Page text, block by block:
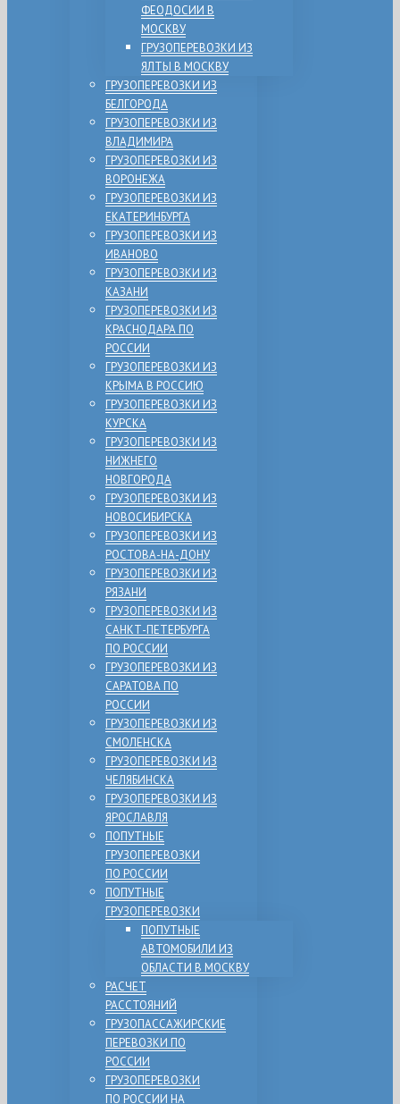
ФЕОДОСИИ В
МОСКВУ
ГРУЗОПЕРЕВОЗКИ ИЗ
ЯЛТЫ В МОСКВУ
ГРУЗОПЕРЕВОЗКИ ИЗ
БЕЛГОРОДА
ГРУЗОПЕРЕВОЗКИ ИЗ
ВЛАДИМИРА
ГРУЗОПЕРЕВОЗКИ ИЗ
ВОРОНЕЖА
ГРУЗОПЕРЕВОЗКИ ИЗ
ЕКАТЕРИНБУРГА
ГРУЗОПЕРЕВОЗКИ ИЗ
ИВАНОВО
ГРУЗОПЕРЕВОЗКИ ИЗ
КАЗАНИ
ГРУЗОПЕРЕВОЗКИ ИЗ
КРАСНОДАРА ПО
РОССИИ
ГРУЗОПЕРЕВОЗКИ ИЗ
КРЫМА В РОССИЮ
ГРУЗОПЕРЕВОЗКИ ИЗ
КУРСКА
ГРУЗОПЕРЕВОЗКИ ИЗ
НИЖНЕГО
НОВГОРОДА
ГРУЗОПЕРЕВОЗКИ ИЗ
НОВОСИБИРСКА
ГРУЗОПЕРЕВОЗКИ ИЗ
РОСТОВА-НА-ДОНУ
ГРУЗОПЕРЕВОЗКИ ИЗ
РЯЗАНИ
ГРУЗОПЕРЕВОЗКИ ИЗ
САНКТ-ПЕТЕРБУРГА
ПО РОССИИ
ГРУЗОПЕРЕВОЗКИ ИЗ
САРАТОВА ПО
РОССИИ
ГРУЗОПЕРЕВОЗКИ ИЗ
СМОЛЕНСКА
ГРУЗОПЕРЕВОЗКИ ИЗ
ЧЕЛЯБИНСКА
ГРУЗОПЕРЕВОЗКИ ИЗ
ЯРОСЛАВЛЯ
ПОПУТНЫЕ
ГРУЗОПЕРЕВОЗКИ
ПО РОССИИ
ПОПУТНЫЕ
ГРУЗОПЕРЕВОЗКИ
ПОПУТНЫЕ
АВТОМОБИЛИ ИЗ
ОБЛАСТИ В МОСКВУ
РАСЧЕТ
РАССТОЯНИЙ
ГРУЗОПАССАЖИРСКИЕ
ПЕРЕВОЗКИ ПО
РОССИИ
ГРУЗОПЕРЕВОЗКИ
ПО РОССИИ НА